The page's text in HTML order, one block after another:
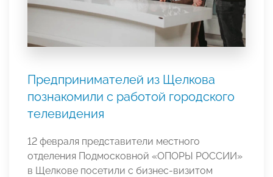
Предпринимателей из Щелкова
познакомили с работой городского
телевидения
12 февраля представители местного
отделения Подмосковной «ОПОРЫ РОССИИ»
в Щелкове посетили с бизнес-визитом